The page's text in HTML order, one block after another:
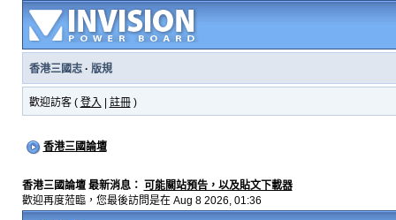
香港三國志· 版規
歡迎訪客 ( 登入 註冊)
香港三國論壇
香港三國論壇 最新消息： 可能關站預告，以及貼文下載器
歡迎再度蒞臨，您最後訪問是在 Aug 8 2026, 01:36